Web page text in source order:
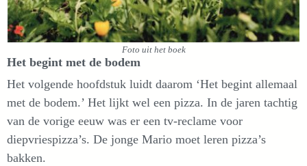
Foto uit het boek
Het begint met de bodem
Het volgende hoofdstuk luidt daarom ‘Het begint allemaal
met de bodem.’ Het lijkt wel een pizza. In de jaren tachtig
van de vorige eeuw was er een tv-reclame voor
diepvriespizza’s. De jonge Mario moet leren pizza’s
bakken.